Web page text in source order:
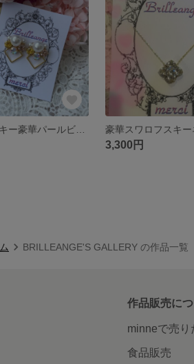
豪華スワロフスキー
3,300円
BRILLEANGE'S GALLERY の作品一覧
作品販売に
minneで売り
食品販売